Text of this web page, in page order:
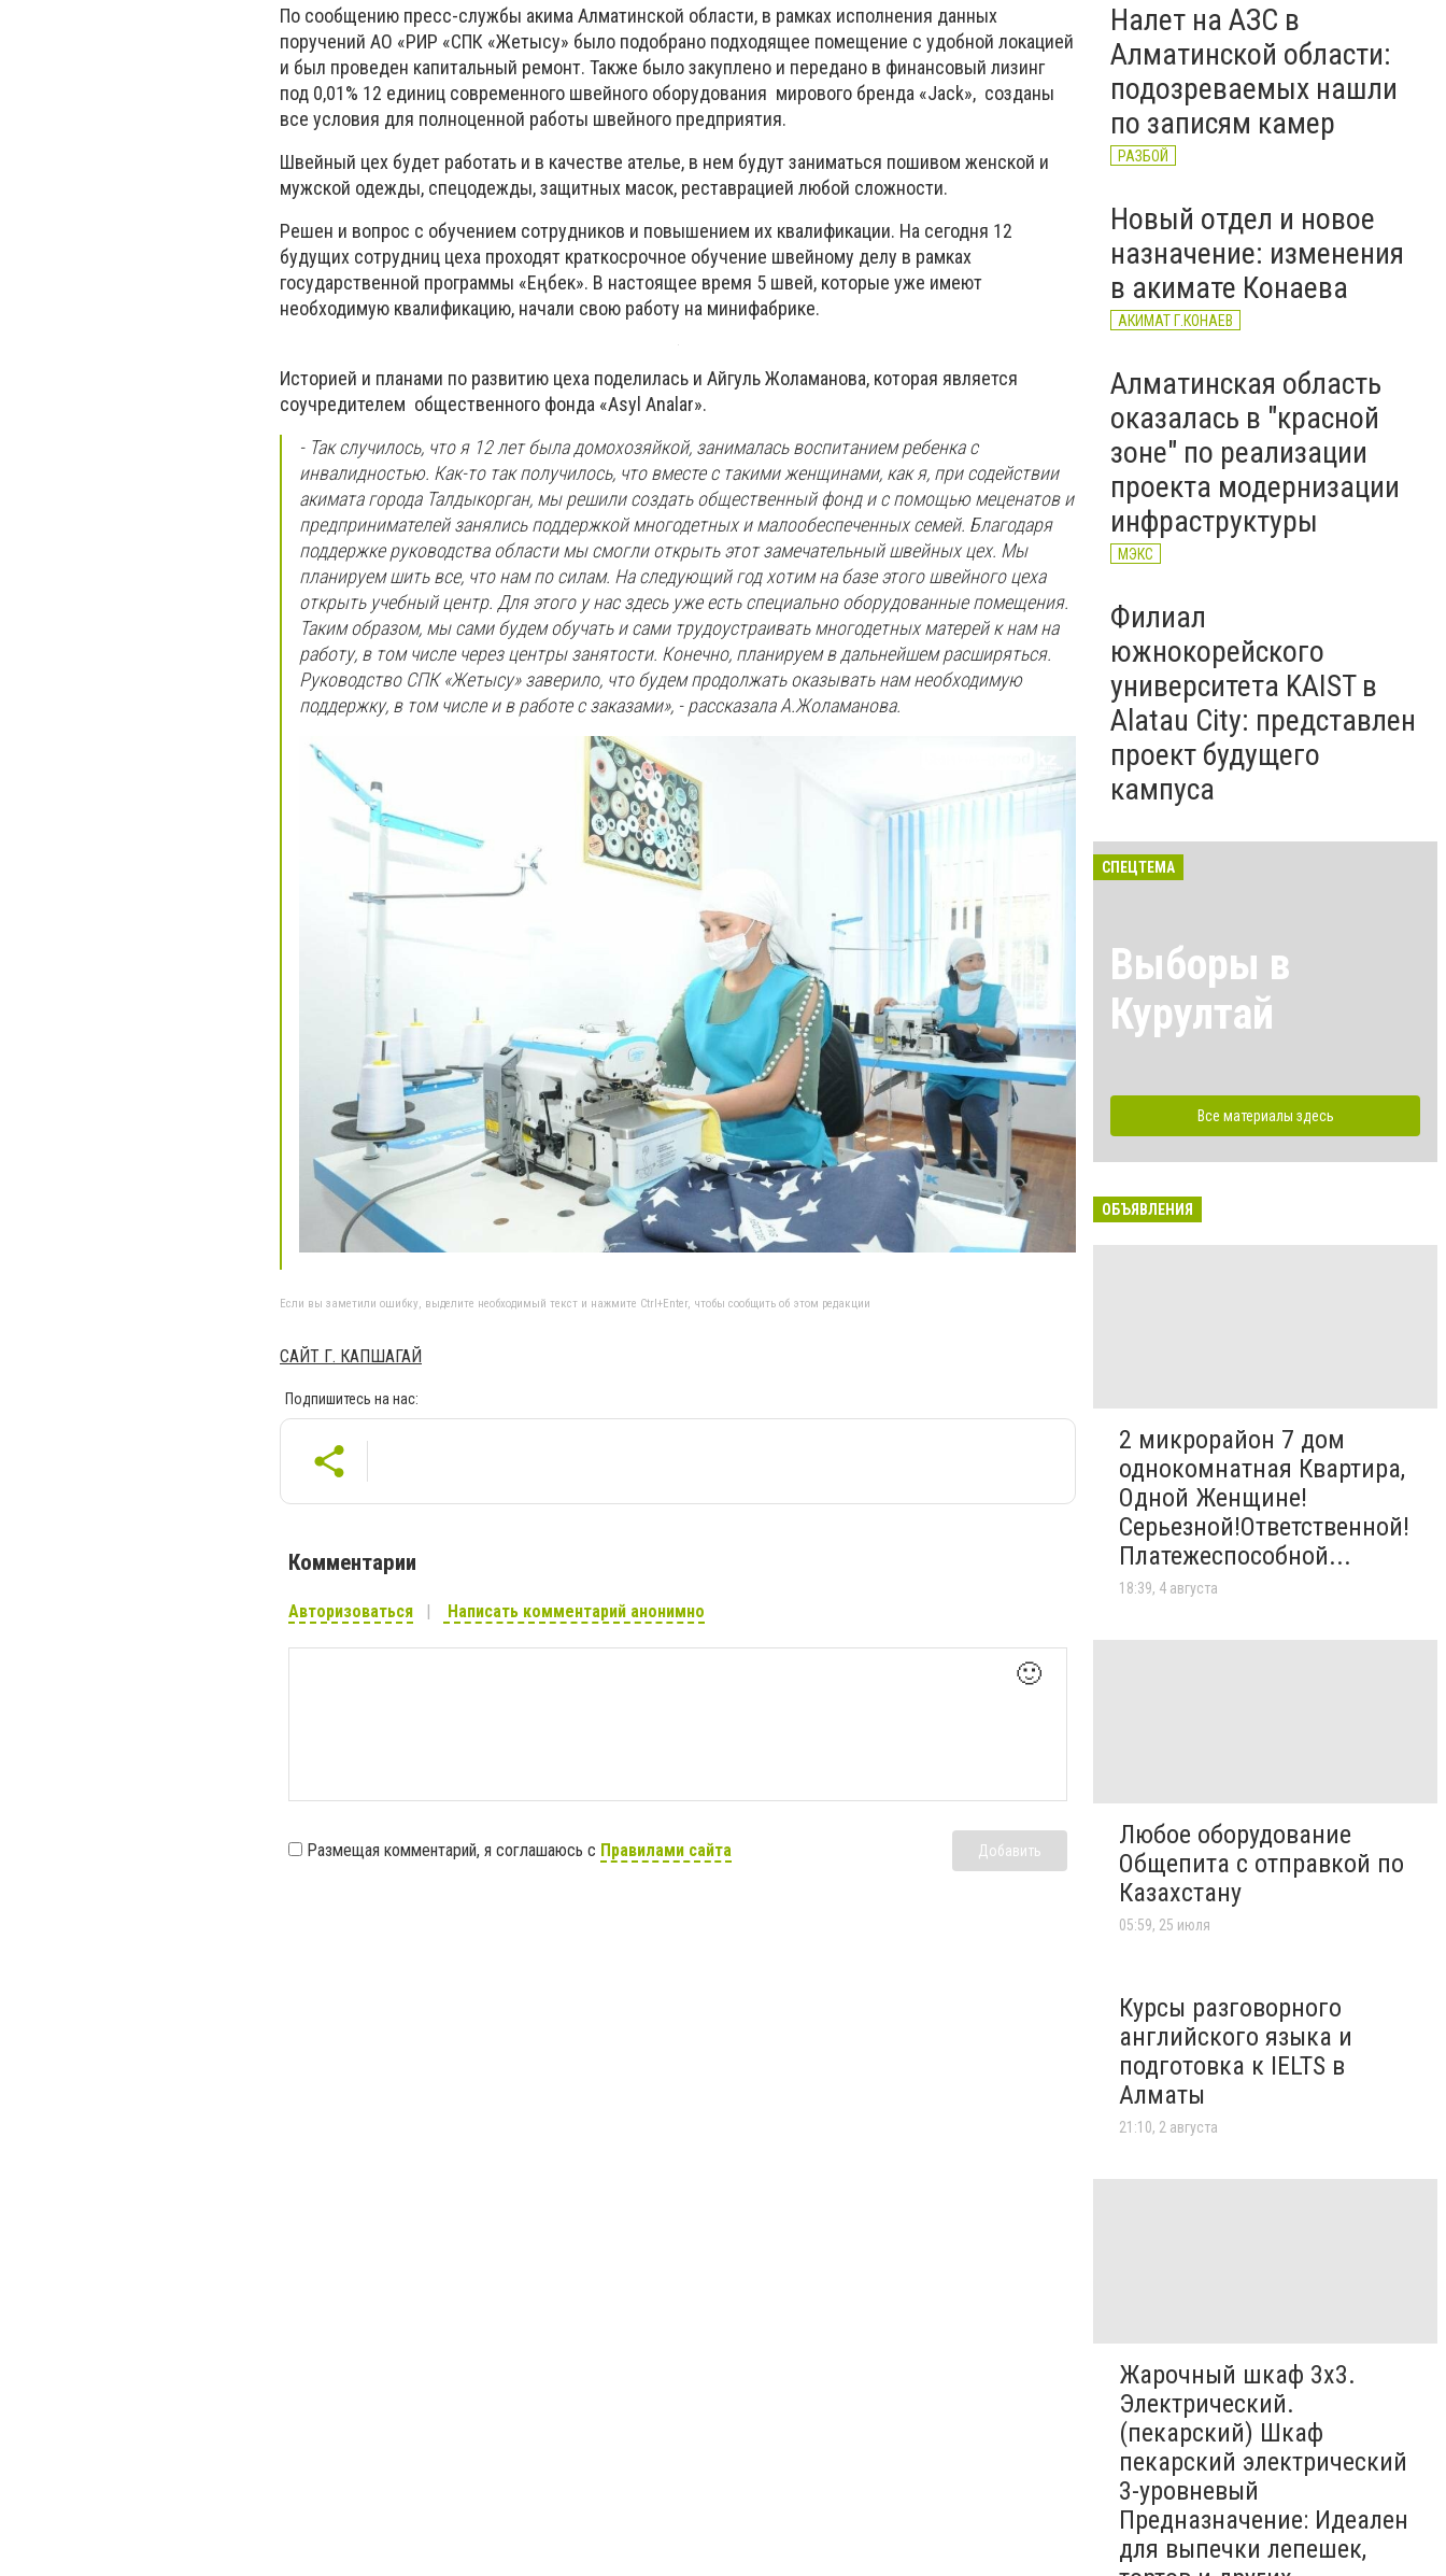
По сообщению пресс-службы акима Алматинской области, в рамках исполнения данных
поручений АО «РИР «СПК «Жетысу» было подобрано подходящее помещение с удобной локацией
и был проведен капитальный ремонт. Также было закуплено и передано в финансовый лизинг
под 0,01% 12 единиц современного швейного оборудования мирового бренда «Jack», созданы
все условия для полноценной работы швейного предприятия.
Швейный цех будет работать и в качестве ателье, в нем будут заниматься пошивом женской и
мужской одежды, спецодежды, защитных масок, реставрацией любой сложности.
Решен и вопрос с обучением сотрудников и повышением их квалификации. На сегодня 12
будущих сотрудниц цеха проходят краткосрочное обучение швейному делу в рамках
государственной программы «Еңбек». В настоящее время 5 швей, которые уже имеют
необходимую квалификацию, начали свою работу на минифабрике.
Историей и планами по развитию цеха поделилась и Айгуль Жоламанова, которая является
соучредителем общественного фонда «Asyl Analar».
- Так случилось, что я 12 лет была домохозяйкой, занималась воспитанием ребенка с
инвалидностью. Как-то так получилось, что вместе с такими женщинами, как я, при содействии
акимата города Талдыкорган, мы решили создать общественный фонд и с помощью меценатов и
предпринимателей занялись поддержкой многодетных и малообеспеченных семей. Благодаря
поддержке руководства области мы смогли открыть этот замечательный швейных цех. Мы
планируем шить все, что нам по силам. На следующий год хотим на базе этого швейного цеха
открыть учебный центр. Для этого у нас здесь уже есть специально оборудованные помещения.
Таким образом, мы сами будем обучать и сами трудоустраивать многодетных матерей к нам на
работу, в том числе через центры занятости. Конечно, планируем в дальнейшем расширяться.
Руководство СПК «Жетысу» заверило, что будем продолжать оказывать нам необходимую
поддержку, в том числе и в работе с заказами», - рассказала А.Жоламанова.
Если вы заметили ошибку, выделите необходимый текст и нажмите Ctrl+Enter, чтобы сообщить об этом редакции
САЙТ Г. КАПШАГАЙ
Подпишитесь на нас:
Комментарии
Авторизоваться Написать комментарий анонимно
🙂
Размещая комментарий, я соглашаюсь с Правилами сайта Добавить
В Алматинской области
руководитель двух
стоматологических клиник
осужден за хищение
средств ОСМС
11:26
3 августа
Налет на АЗС в
Алматинской области:
подозреваемых нашли
по записям камер
РАЗБОЙ
Новый отдел и новое
назначение: изменения
в акимате Конаева
АКИМАТ Г.КОНАЕВ
Алматинская область
оказалась в "красной
зоне" по реализации
проекта модернизации
инфраструктуры
МЭКС
Филиал
южнокорейского
университета KAIST в
Alatau City: представлен
проект будущего
кампуса
СПЕЦТЕМА
Выборы в
Курултай
Все материалы здесь
ОБЪЯВЛЕНИЯ
2 микрорайон 7 дом
однокомнатная Квартира,
Одной Женщине!
Серьезной!Ответственной!
Платежеспособной...
18:39, 4 августа
Любое оборудование
Общепита с отправкой по
Казахстану
05:59, 25 июля
Курсы разговорного
английского языка и
подготовка к IELTS в
Алматы
21:10, 2 августа
Жарочный шкаф 3х3.
Электрический.
(пекарский) Шкаф
пекарский электрический
3-уровневый
Предназначение: Идеален
для выпечки лепешек,